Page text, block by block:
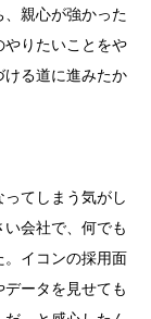
親心が強かった
やりたいことをや
ける道に進みたか
てしまう気がし
会社で、何でも
。イコンの採用面
ータを見せても